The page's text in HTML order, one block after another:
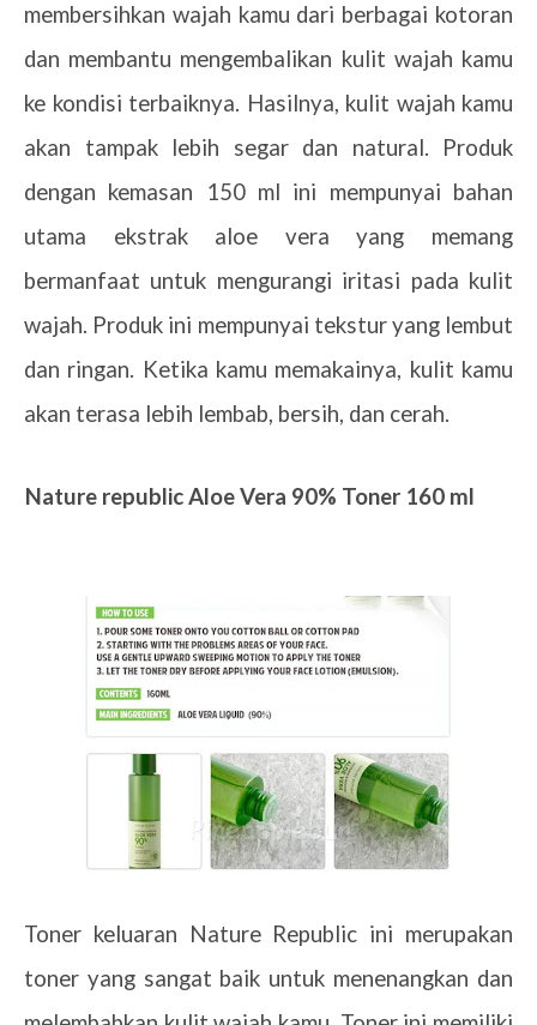
membersihkan wajah kamu dari berbagai kotoran
dan membantu mengembalikan kulit wajah kamu
ke kondisi terbaiknya. Hasilnya, kulit wajah kamu
akan tampak lebih segar dan natural. Produk
dengan kemasan 150 ml ini mempunyai bahan
utama ekstrak aloe vera yang memang
bermanfaat untuk mengurangi iritasi pada kulit
wajah. Produk ini mempunyai tekstur yang lembut
dan ringan. Ketika kamu memakainya, kulit kamu
akan terasa lebih lembab, bersih, dan cerah.
Nature republic Aloe Vera 90% Toner 160 ml
Toner keluaran Nature Republic ini merupakan
toner yang sangat baik untuk menenangkan dan